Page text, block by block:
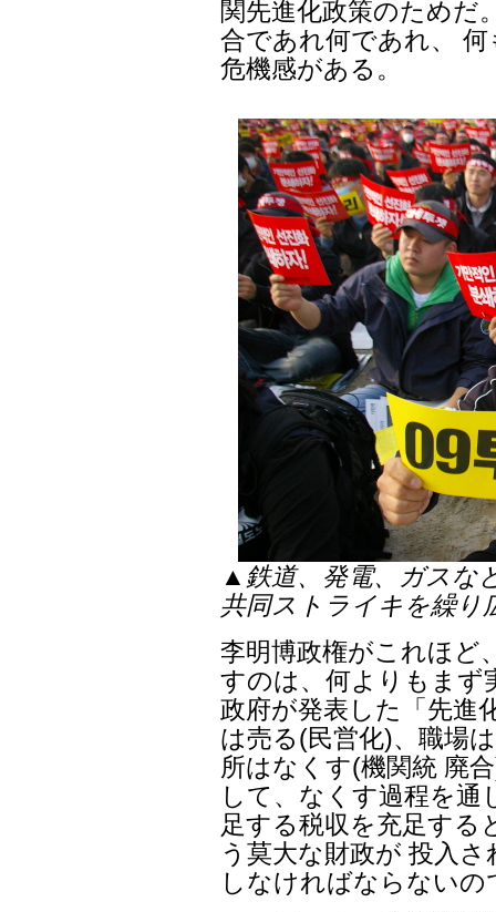
関先進化政策のためだ
合であれ何であれ、
危機感がある。
▲鉄道、発電、ガスな
共同ストライキを繰り
李明博政権がこれほど
すのは、何よりもまず
政府が発表した「先進
は売る(民営化)、職場
所はなくす(機関統 廃
して、なくす過程を通
足する税収を充足する
う莫大な財政が 投入
しなければならない